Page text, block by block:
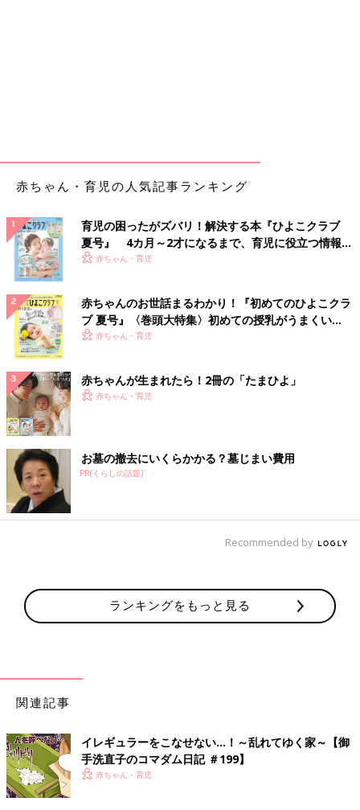
赤ちゃん・育児の人気記事ランキング
育児の困ったがズバリ！解決する本『ひよこクラブ
夏号』 4カ月～2才になるまで、育児に役立つ情報が
いっぱい！
赤ちゃん・育児
赤ちゃんのお世話まるわかり！『初めてのひよこクラ
ブ 夏号』〈巻頭大特集〉初めての授乳がうまくい
く！ おっぱい・ミルクの基本と夏のトラブル 解決テ
赤ちゃん・育児
赤ちゃんが生まれたら！2冊の「たまひよ」
赤ちゃん・育児
お墓の撤去にいくらかかる？墓じまい費用
PR(くらしの話題)
Recommended by
ランキングをもっと見る
関連記事
イレギュラーをこなせない…！～乱れてゆく家～【御
手洗直子のコマダム日記 ＃199】
赤ちゃん・育児